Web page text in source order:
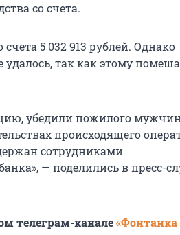
со счета.
5 032 913 рублей. Однако
удалось, так как этому
убедили пожилого
происходящего
сотрудниками
— поделились в пресс-
телеграм-канале«Фонтанка